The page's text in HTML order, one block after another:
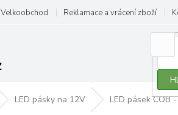
Velkoobchod Reklamace a vrácení zboží
LED pásky na 12V LED pásek COB